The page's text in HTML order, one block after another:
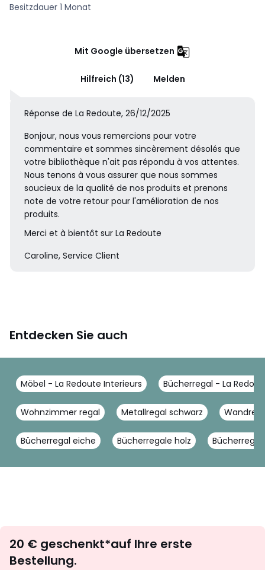
Besitzdauer 1 Monat
Mit Google übersetzen
Hilfreich (13) Melden
Réponse de La Redoute, 26/12/2025
Bonjour, nous vous remercions pour votre
commentaire et sommes sincèrement désolés que
votre bibliothèque n'ait pas répondu à vos attentes.
Nous tenons à vous assurer que nous sommes
soucieux de la qualité de nos produits et prenons
note de votre retour pour l'amélioration de nos
produits.
Merci et à bientôt sur La Redoute
Caroline, Service Client
Entdecken Sie auch
Möbel - La Redoute Interieurs Bücherregal - La
Wohnzimmer regal Metallregal schwarz
Bücherregal eiche Bücherregale holz Bücherregal
abonnieren
20 € geschenkt*auf Ihre erste
Bestellung.